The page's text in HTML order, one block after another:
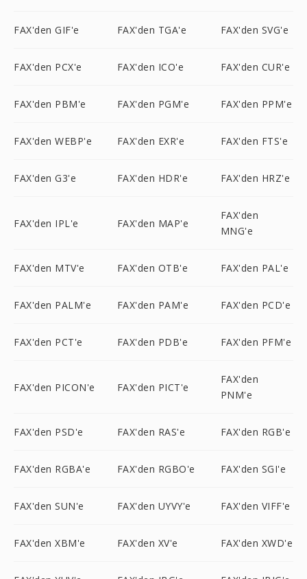
FAX'den GIF'e FAX'den TGA'e FAX'den SVG'e
FAX'den PCX'e FAX'den ICO'e FAX'den CUR'e
FAX'den PBM'e FAX'den PGM'e FAX'den PPM'e
FAX'den WEBP'e FAX'den EXR'e FAX'den FTS'e
FAX'den G3'e FAX'den HDR'e FAX'den HRZ'e
FAX'den IPL'e FAX'den MAP'e
FAX'den
MNG'e
FAX'den MTV'e FAX'den OTB'e FAX'den PAL'e
FAX'den PALM'e FAX'den PAM'e FAX'den PCD'e
FAX'den PCT'e FAX'den PDB'e FAX'den PFM'e
FAX'den PICON'e FAX'den PICT'e
FAX'den
PNM'e
FAX'den PSD'e FAX'den RAS'e FAX'den RGB'e
FAX'den RGBA'e FAX'den RGBO'e FAX'den SGI'e
FAX'den SUN'e FAX'den UYVY'e FAX'den VIFF'e
FAX'den XBM'e FAX'den XV'e FAX'den XWD'e